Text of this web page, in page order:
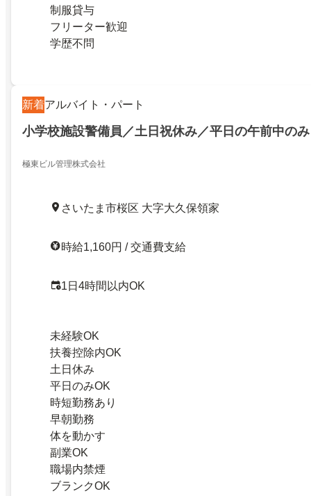
制服貸与
フリーター歓迎
学歴不問
新着アルバイト・パート
小学校施設警備員／土日祝休み／平日の午前中のみ
極東ビル管理株式会社
さいたま市桜区 大字大久保領家
時給1,160円 / 交通費支給
1日4時間以内OK
未経験OK
扶養控除内OK
土日休み
平日のみOK
時短勤務あり
早朝勤務
体を動かす
副業OK
職場内禁煙
ブランクOK